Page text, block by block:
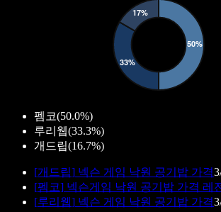
펨코(50.0%)
루리웹(33.3%)
개드립(16.7%)
[개드립] 넥슨 게임 낙원 공기밥 가격
[펨코] 넥슨게임 낙원 공기밥 가격 레
[루리웹] 넥슨 게임 낙원 공기밥 가격